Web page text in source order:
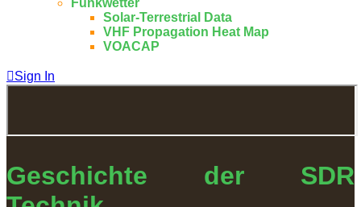
Funkwetter
Solar-Terrestrial Data
VHF Propagation Heat Map
VOACAP
Sign In
Geschichte der SDR